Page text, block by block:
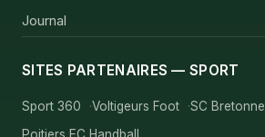
Journal
SITES PARTENAIRES — SPORT
Sport 360 Voltigeurs Foot
SC Bretonne
Poitiers EC Handball